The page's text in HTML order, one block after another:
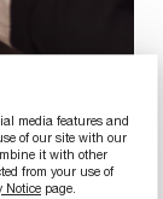
media features and
of our site with our
it with other
from your use of
Notice page.
PFAS